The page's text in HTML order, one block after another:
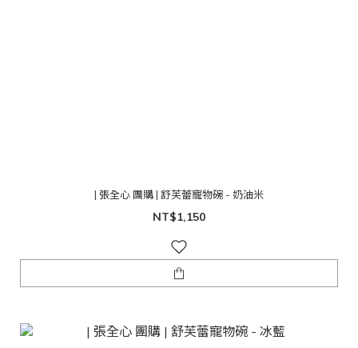
| 張全心 團購 | 舒芙蕾寵物碗 - 奶油米
NT$1,150